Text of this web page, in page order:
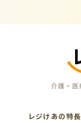
レジけあの特長